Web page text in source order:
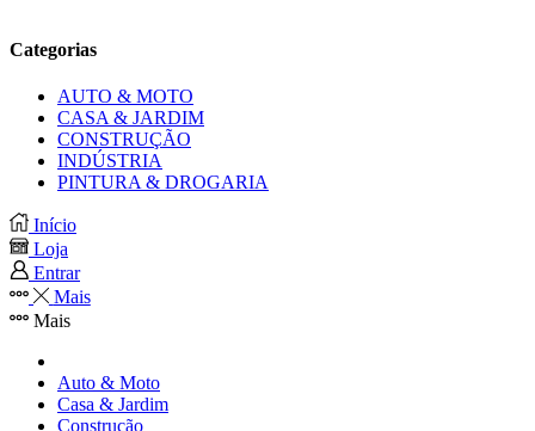
Categorias
AUTO & MOTO
CASA & JARDIM
CONSTRUÇÃO
INDÚSTRIA
PINTURA & DROGARIA
Início
Loja
Entrar
Mais
Mais
Auto & Moto
Casa & Jardim
Construção